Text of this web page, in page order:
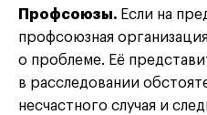
Профсоюзы. Если на
профсоюзная
о проблеме. Её
в расследовании
несчастного случая и